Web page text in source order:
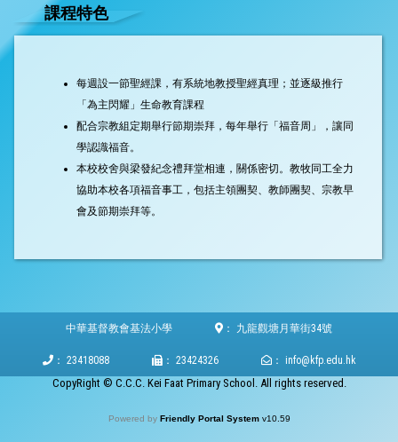
課程特色
每週設一節聖經課，有系統地教授聖經真理；並逐級推行
「為主閃耀」生命教育課程
配合宗教組定期舉行節期崇拜，每年舉行「福音周」，讓同
學認識福音。
本校校舍與梁發紀念禮拜堂相連，關係密切。教牧同工全力
協助本校各項福音事工，包括主領團契、教師團契、宗教早
會及節期崇拜等。
中華基督教會基法小學 ： 九龍觀塘月華街34號
： 23418088 ： 23424326 ： info@kfp.edu.hk
CopyRight © C.C.C. Kei Faat Primary School. All rights reserved.
Powered by Friendly Portal System v10.59